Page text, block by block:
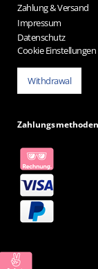
Zahlung & Versand
Impressum
Datenschutz
Cookie Einstellungen
Withdrawal
Zahlungsmethoden